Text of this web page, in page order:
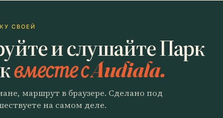
СВОЕЙ
и слушайте Парк
вместе с Audiala.
маршрут в браузере. Сделано под
на самом деле.